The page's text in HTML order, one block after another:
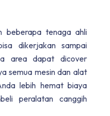
beberapa tenaga ahli
dikerjakan sampai
area dapat dicover
semua mesin dan alat
lebih hemat biaya
peralatan canggih